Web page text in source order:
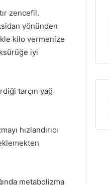
zencefil.
yönünden
kilo vermenize
iyi
tarçın yağ
hızlandırıcı
metabolizma